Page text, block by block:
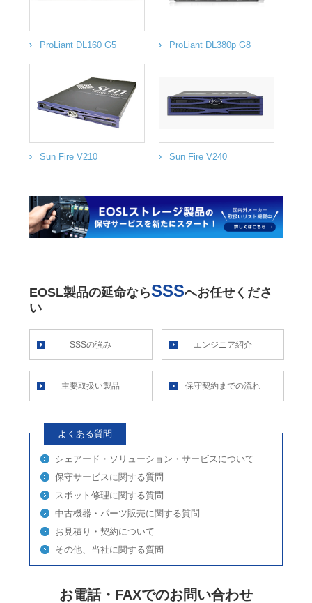
ProLiant DL160 G5 ProLiant DL380p G8
Sun Fire V210 Sun Fire V240
EOSL製品の延命ならSSSへお任せくださ
い
SSSの強み エンジニア紹介
主要取扱い製品 保守契約までの流れ
よくある質問
シェアード・ソリューション・サービスについて
保守サービスに関する質問
スポット修理に関する質問
中古機器・パーツ販売に関する質問
お見積り・契約について
その他、当社に関する質問
お電話・FAXでのお問い合わせ